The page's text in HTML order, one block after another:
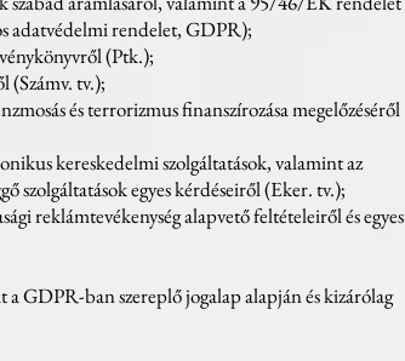
adatvédelmi rendelet, GDPR);
(Ptk.);
(Számv. tv.);
és terrorizmus finanszírozása megelőzéséről
kereskedelmi szolgáltatások, valamint az
szolgáltatások egyes kérdéseiről (Eker. tv.);
reklámtevékenység alapvető feltételeiről és egyes
a GDPR-ban szereplő jogalap alapján és kizárólag